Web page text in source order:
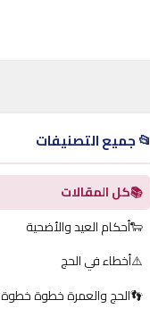
📂 جميع التصنيفات
📚كل المقالات
🐑أحكام العيد والأضحية
⚠️أخطاء في الحج
👣الحج والعمرة خطوة خطوة